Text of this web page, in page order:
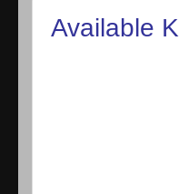
Available